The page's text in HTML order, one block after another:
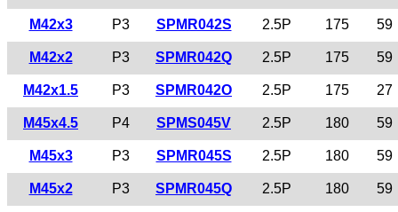
M42x3 P3 SPMR042S 2.5P 175 59
M42x2 P3 SPMR042Q 2.5P 175 59
M42x1.5 P3 SPMR042O 2.5P 175 27
M45x4.5 P4 SPMS045V 2.5P 180 59
M45x3 P3 SPMR045S 2.5P 180 59
M45x2 P3 SPMR045Q 2.5P 180 59